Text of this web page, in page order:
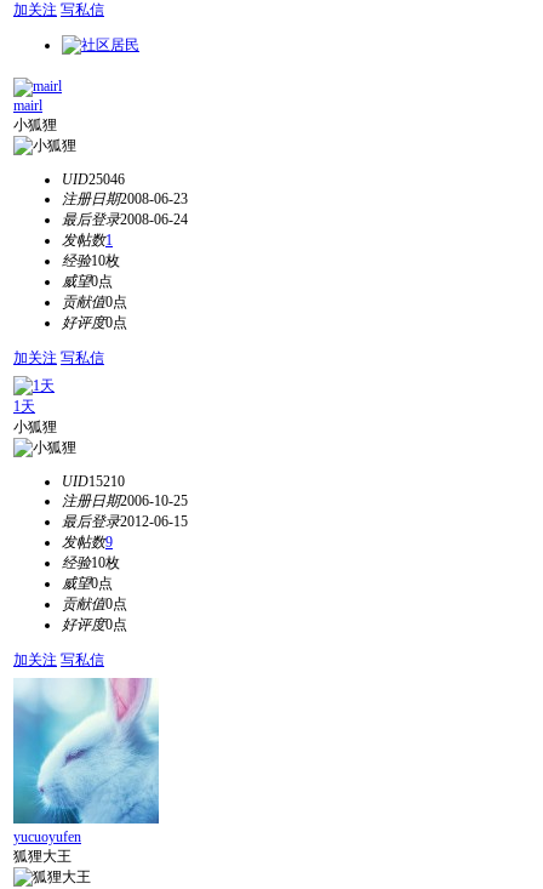
加关注 写私信
mairl
小狐狸
UID25046
注册日期2008-06-23
最后登录2008-06-24
发帖数1
经验10枚
威望0点
贡献值0点
好评度0点
加关注 写私信
1天
小狐狸
UID15210
注册日期2006-10-25
最后登录2012-06-15
发帖数9
经验10枚
威望0点
贡献值0点
好评度0点
加关注 写私信
yucuoyufen
狐狸大王